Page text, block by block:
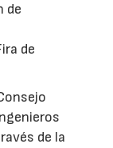
de
de
de la